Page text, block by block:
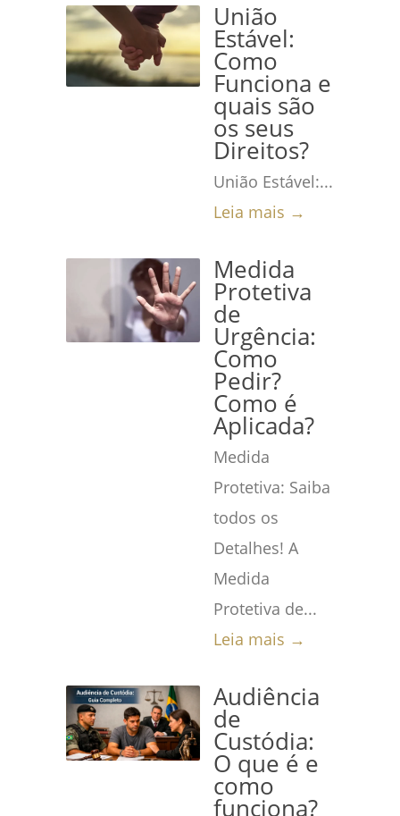
União
Estável:
Como
Funciona e
quais são
os seus
Direitos?
União Estável:...
Leia mais →
Medida
Protetiva
de
Urgência:
Como
Pedir?
Como é
Aplicada?
Medida
Protetiva: Saiba
todos os
Detalhes! A
Medida
Protetiva de...
Leia mais →
Audiência
de
Custódia:
O que é e
como
funciona?